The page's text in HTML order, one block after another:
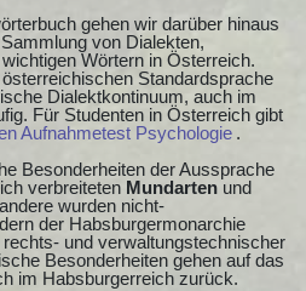
gehen wir darüber hinaus
von Dialekten,
Wörtern in Österreich.
Standardsprache
Dialektkontinuum, auch im
Für Studenten in Österreich gibt
Aufnahmetest Psychologie .
Besonderheiten der Aussprache
verbreiteten Mundarten und
wurden nicht-
der Habsburgermonarchie
und verwaltungstechnischer
Besonderheiten gehen auf das
im Habsburgerreich zurück.